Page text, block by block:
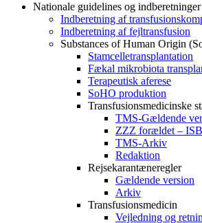
Nationale guidelines og indberetninger
Indberetning af
Indberetning af fejltransfusion
Substances of Human Origin
Stamcelletransplantation
Fækal mikrobiota
Terapeutisk aferese
SoHO produktion
Transfusionsmedicinske
TMS-Gældende
ZZZ forældet –
TMS-Arkiv
Redaktion
Rejsekarantæneregler
Gældende version
Arkiv
Transfusionsmedicin
Vejledning og